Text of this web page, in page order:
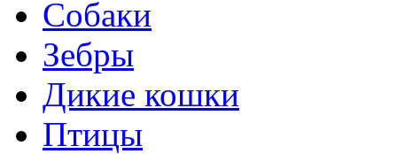
Собаки
Зебры
Дикие кошки
Птицы